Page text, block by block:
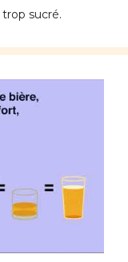
sucré.